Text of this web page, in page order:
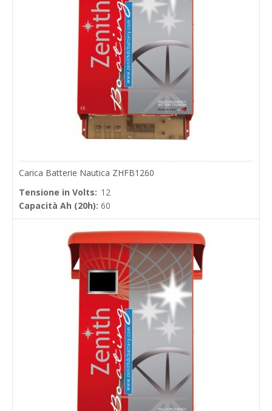
Carica Batterie Nautica ZHFB1260
Tensione in Volts: 12
Capacità Ah (20h): 60